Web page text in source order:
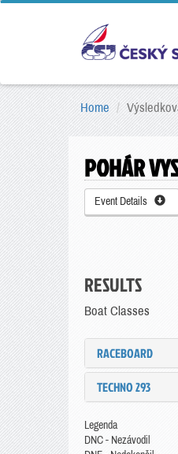
Home
POHÁR
Event Details
RESULTS
Boat Classes
RACEBOARD
TECHNO 293
Legenda
DNC - Nezávodil